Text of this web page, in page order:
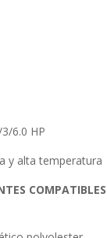
6.0 HP
y alta temperatura